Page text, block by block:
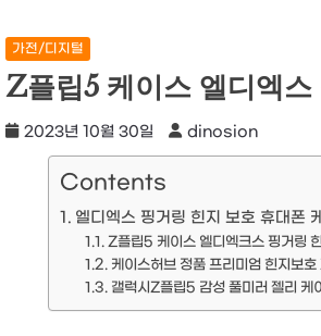
가전/디지털
Z플립5 케이스 엘디엑
2023년 10월 30일 dinosion
Contents
엘디엑스 핑거링 힌지 보호 휴대폰
Z플립5 케이스 엘디엑크스 핑거링
케이스허브 정품 프리미엄 힌지보
갤럭시Z플립5 감성 풀미러 젤리 케